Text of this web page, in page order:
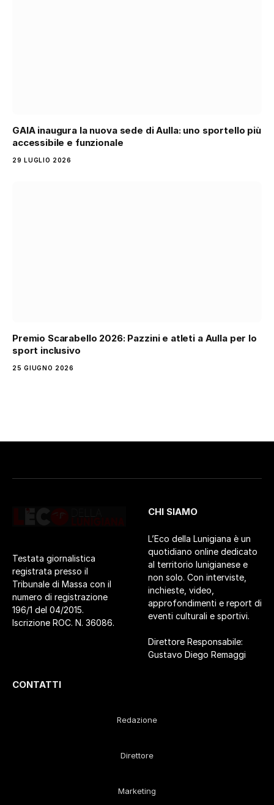
GAIA inaugura la nuova sede di Aulla: uno sportello più
accessibile e funzionale
29 LUGLIO 2026
Premio Scarabello 2026: Pazzini e atleti a Aulla per lo
sport inclusivo
25 GIUGNO 2026
Testata giornalistica
registrata presso il
Tribunale di Massa con il
numero di registrazione
196/1 del 04/2015.
Iscrizione ROC. N. 36086.
CHI SIAMO
L’Eco della Lunigiana è un
quotidiano online dedicato
al territorio lunigianese e
non solo. Con interviste,
inchieste, video,
approfondimenti e report di
eventi culturali e sportivi.
Direttore Responsabile:
Gustavo Diego Remaggi
CONTATTI
Redazione
Direttore
Marketing